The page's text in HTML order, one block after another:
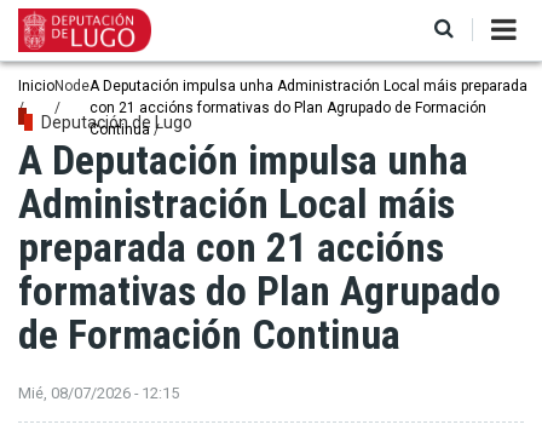
Pasar
contenido
principal
Ruta
de
navegación
InicioNodeA Deputación impulsa unha Administración Local máis preparada
con 21 accións formativas do Plan Agrupado de Formación
Continua
Deputación de Lugo
A Deputación impulsa unha
Administración Local máis
preparada con 21 accións
formativas do Plan Agrupado
de Formación Continua
Mié, 08/07/2026 - 12:15